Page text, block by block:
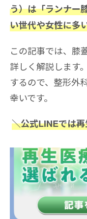
う）は「ランナー
い世代や女性に多
この記事では、膝
詳しく解説します
するので、整形外
幸いです。
＼公式LINEでは